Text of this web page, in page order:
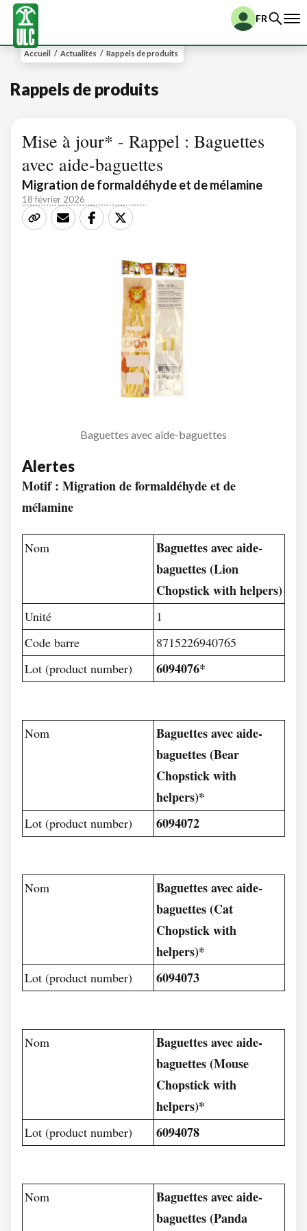
FR
Accueil / Actualités / Rappels de produits
Rappels de produits
Mise à jour* - Rappel : Baguettes
avec aide-baguettes
Migration de formaldéhyde et de mélamine
18 février 2026
Baguettes avec aide-baguettes
Alertes
Motif : Migration de formaldéhyde et de
mélamine
Nom
Baguettes avec aide-
baguettes (Lion
Chopstick with helpers)
Unité
1
Code barre
8715226940765
Lot (product number)
6094076*
Nom
Baguettes avec aide-
baguettes (Bear
Chopstick with
helpers)*
Lot (product number) 6094072
Nom
Baguettes avec aide-
baguettes (Cat
Chopstick with
helpers)*
Lot (product number) 6094073
Nom
Baguettes avec aide-
baguettes (Mouse
Chopstick with
helpers)*
Lot (product number) 6094078
Nom
Baguettes avec aide-
baguettes (Panda